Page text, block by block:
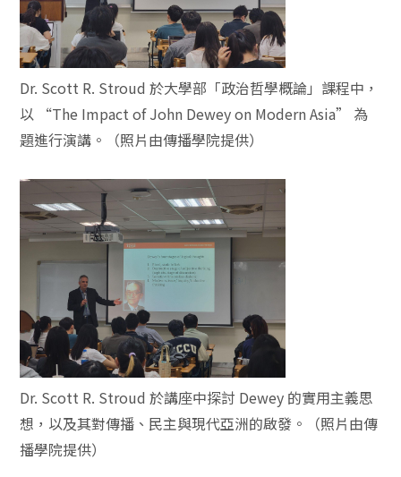
Dr. Scott R. Stroud 於大學部「政治哲學概論」課程中，
以 “The Impact of John Dewey on Modern Asia” 為
題進行演講。（照片由傳播學院提供）
Dr. Scott R. Stroud 於講座中探討 Dewey 的實用主義思
想，以及其對傳播、民主與現代亞洲的啟發。（照片由傳
播學院提供）